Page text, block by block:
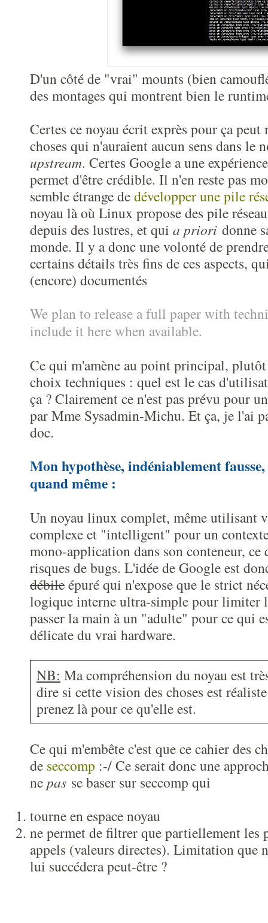
D'un côté de "vrai" mounts (bien
des montages qui montrent bien le
Certes ce noyau écrit exprès pour ça peut
choses qui n'auraient aucun sens dans le
upstream. Certes Google a une
permet d'être crédible. Il n'en reste pas
semble étrange dedévelopper une pile
noyau là où Linux propose des pile
depuis des lustres, et qui a priori donne
monde. Il y a donc une volonté de
certains détails très fins de ces aspects,
(encore) documentés
We plan to release a full paper with
include it here when available.
Ce qui m'amène au point principal, plutôt
choix techniques : quel est le cas
ça ? Clairement ce n'est pas prévu pour
par Mme Sysadmin-Michu. Et ça, je l'ai
doc.
Mon hypothèse, indéniablement
quand même :
Un noyau linux complet, même utilisant
complexe et "intelligent" pour un
mono-application dans son conteneur, ce
risques de bugs. L'idée de Google est
débileépuré qui n'expose que le strict
logique interne ultra-simple pour limiter
passer la main à un "adulte" pour ce qui
délicate du vrai hardware.
NB: Ma compréhension du noyau est
dire si cette vision des choses est
prenez là pour ce qu'elle est.
Ce qui m'embête c'est que ce cahier des
de seccomp :-/ Ce serait donc une
ne pas se baser sur seccomp qui
tourne en espace noyau
ne permet de filtrer que partiellement les
appels (valeurs directes). Limitation que
lui succédera peut-être ?